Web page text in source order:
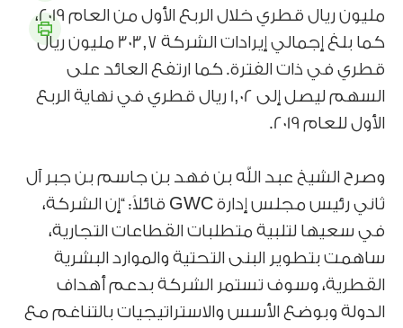
مليون ريال قطري خلال الربع الأول من العام 2019،
كما بلغ إجمالي إيرادات الشركة 303,7 مليون ريال
قطري في ذات الفترة. كما ارتفع العائد على
السهم ليصل إلى 1,02 ريال قطري في نهاية الربع
الأول للعام 2019.
وصرح الشيخ عبد الله بن فهد بن جاسم بن جبر آل
ثاني رئيس مجلس إدارة GWC قائلاً: “إن الشركة،
في سعيها لتلبية متطلبات القطاعات التجارية،
ساهمت بتطوير البنى التحتية والموارد البشرية
القطرية، وسوف تستمر الشركة بدعم أهداف
الدولة وبوضع الأسس والاستراتيجيات بالتناغم مع